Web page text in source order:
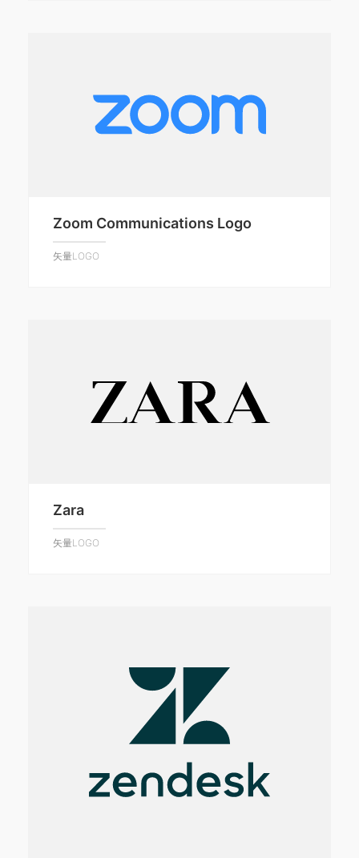
Zoom Communications Logo
矢量LOGO
Zara
矢量LOGO